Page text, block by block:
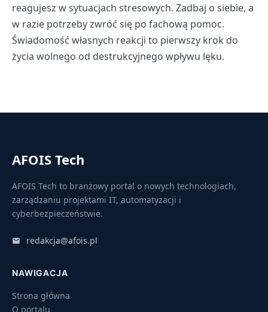
reagujesz w sytuacjach stresowych. Zadbaj o siebie, a
w razie potrzeby zwróć się po fachową pomoc.
Świadomość własnych reakcji to pierwszy krok do
życia wolnego od destrukcyjnego wpływu lęku.
AFOIS Tech
AFOIS Tech to branżowy portal o nowych technologiach,
zarządzaniu projektami IT, automatyzacji i
cyberbezpieczeństwie.
redakcja@afois.pl
NAWIGACJA
Strona główna
O portalu